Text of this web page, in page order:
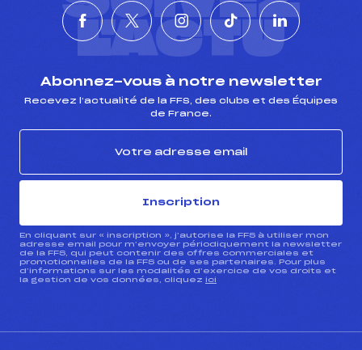
L'ACTU
Abonnez-vous à notre newsletter
Recevez l’actualité de la FFS, des clubs et des Équipes
de France.
Inscription
En cliquant sur « inscription », j’autorise la FFS à utiliser mon
adresse email pour m’envoyer périodiquement la newsletter
de la FFS, qui peut contenir des offres commerciales et
promotionnelles de la FFS ou de ses partenaires. Pour plus
d’informations sur les modalités d’exercice de vos droits et
la gestion de vos données, cliquez ici